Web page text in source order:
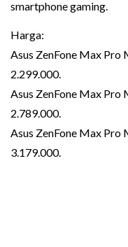
smartphone gaming.
Harga:
Asus ZenFone Max Pro
2.299.000.
Asus ZenFone Max Pro
2.789.000.
Asus ZenFone Max Pro
3.179.000.